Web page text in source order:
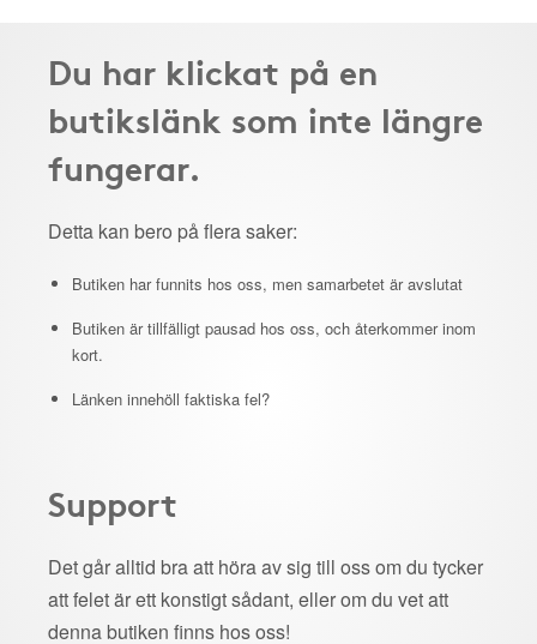
Du har klickat på en
butikslänk som inte längre
fungerar.
Detta kan bero på flera saker:
Butiken har funnits hos oss, men samarbetet är avslutat
Butiken är tillfälligt pausad hos oss, och återkommer inom
kort.
Länken innehöll faktiska fel?
Support
Det går alltid bra att höra av sig till oss om du tycker
att felet är ett konstigt sådant, eller om du vet att
denna butiken finns hos oss!